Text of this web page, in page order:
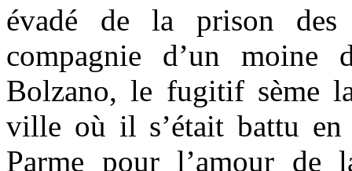
évadé de la prison
compagnie d’un moine
Bolzano, le fugitif sème
ville où il s’était battu
Parme pour l’amour de